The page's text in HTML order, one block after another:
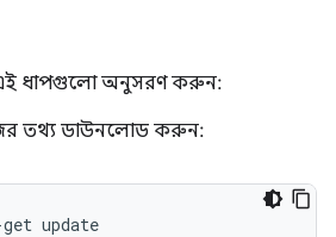
ধাপগুলো অনুসরণ করুন:
তথ্য ডাউনলোড করুন:
update